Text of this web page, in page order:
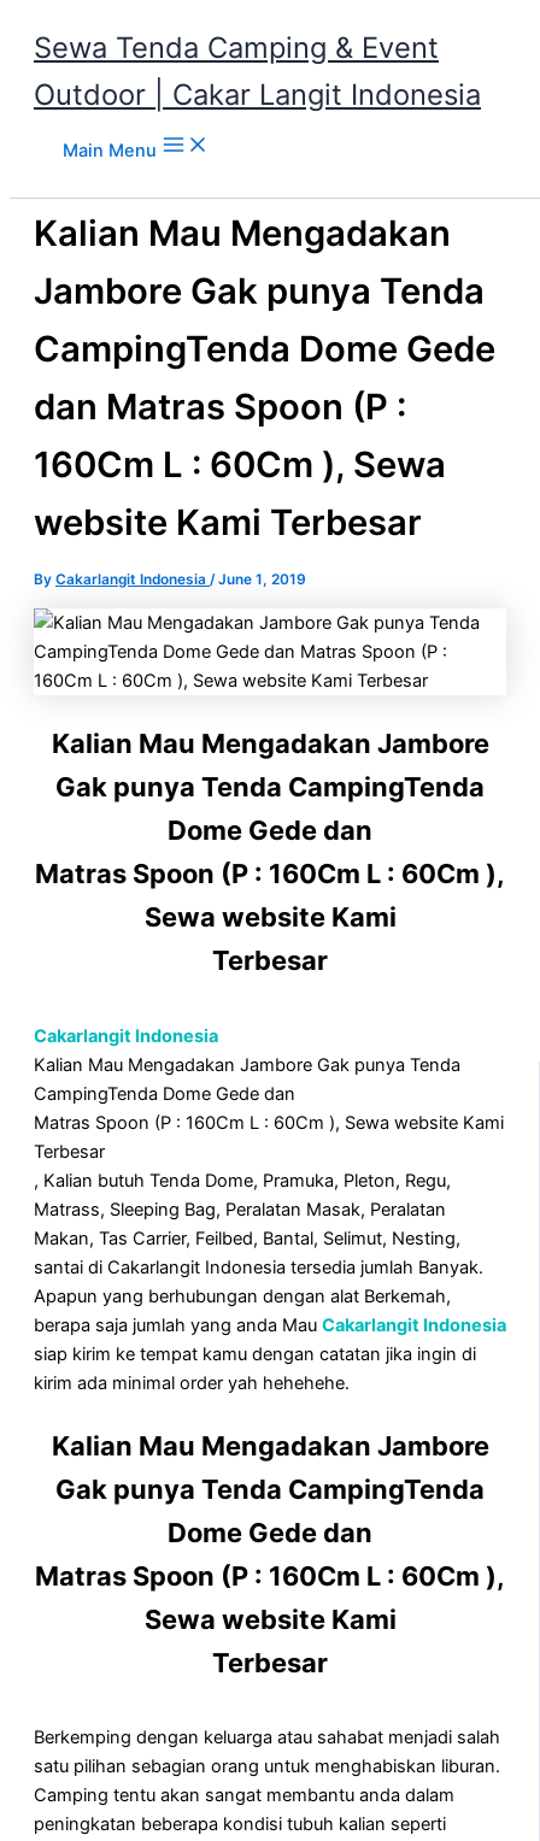
Sewa Tenda Camping & Event
Outdoor | Cakar Langit Indonesia
Main Menu
Kalian Mau Mengadakan
Jambore Gak punya Tenda
CampingTenda Dome Gede
dan Matras Spoon (P :
160Cm L : 60Cm ), Sewa
website Kami Terbesar
By Cakarlangit Indonesia /June 1, 2019
Kalian Mau Mengadakan Jambore
Gak punya Tenda CampingTenda
Dome Gede dan
Matras Spoon (P : 160Cm L : 60Cm ),
Sewa website Kami
Terbesar
Cakarlangit Indonesia
Kalian Mau Mengadakan Jambore Gak punya Tenda
CampingTenda Dome Gede dan
Matras Spoon (P : 160Cm L : 60Cm ), Sewa website Kami
Terbesar
, Kalian butuh Tenda Dome, Pramuka, Pleton, Regu,
Matrass, Sleeping Bag, Peralatan Masak, Peralatan
Makan, Tas Carrier, Feilbed, Bantal, Selimut, Nesting,
santai di Cakarlangit Indonesia tersedia jumlah Banyak.
Apapun yang berhubungan dengan alat Berkemah,
berapa saja jumlah yang anda Mau Cakarlangit Indonesia
siap kirim ke tempat kamu dengan catatan jika ingin di
kirim ada minimal order yah hehehehe.
Kalian Mau Mengadakan Jambore
Gak punya Tenda CampingTenda
Dome Gede dan
Matras Spoon (P : 160Cm L : 60Cm ),
Sewa website Kami
Terbesar
Berkemping dengan keluarga atau sahabat menjadi salah
satu pilihan sebagian orang untuk menghabiskan liburan.
Camping tentu akan sangat membantu anda dalam
peningkatan beberapa kondisi tubuh kalian seperti